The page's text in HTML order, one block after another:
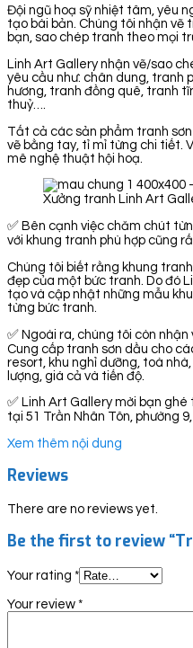
Đội ngũ hoạ sỹ nhiệt tâm, yêu
tạo bài bản. Chúng tôi nhận vẽ
bạn, sao chép tranh theo mọi
Linh Art Gallery nhận vẽ/sao
yêu cầu như: chân dung, tranh
hương, tranh đồng quê, tranh
thuỷ….
Tất cả các sản phẩm tranh
vẽ bằng tay, tỉ mỉ từng chi tiết.
mê nghệ thuật hội hoạ.
Xưởng tranh Linh Art
✅ Bên cạnh việc chăm chút
với khung tranh phù hợp cũng
Chúng tôi biết rằng khung
đẹp của một bức tranh. Do đó
tạo và cập nhật những mẫu
từng bức tranh.
✅ Ngoài ra, chúng tôi còn
Cung cấp tranh sơn dầu cho
resort, khu nghỉ dưỡng, toà
lượng, giá cả và tiến độ.
✅ Linh Art Gallery mời bạn
tại 51 Trần Nhân Tôn, phường
Xem thêm nội dung
Reviews
There are no reviews yet.
Be the first to review
Your rating *
Your review *